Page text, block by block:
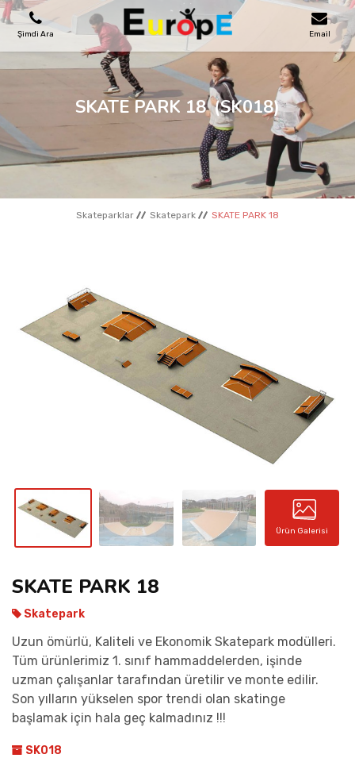
Şimdi Ara Email
OYUN PARKLARI
AHŞAP EVLER
KENT MOBILYALARI
REFERANSLAR
SKATE PARK 18 (SK018)
Skateparklar Skatepark SKATE PARK 18
Ürün Galerisi
SKATE PARK 18
Skatepark
Uzun ömürlü, Kaliteli ve Ekonomik Skatepark modülleri.
Tüm ürünlerimiz 1. sınıf hammaddelerden, işinde
uzman çalışanlar tarafından üretilir ve monte edilir.
Son yılların yükselen spor trendi olan skatinge
başlamak için hala geç kalmadınız !!!
SK018